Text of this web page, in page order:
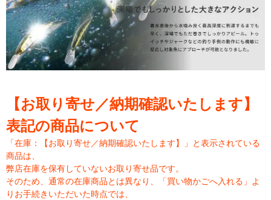
【お取り寄せ／納期確認いたします】
表記の商品について
「在庫：【お取り寄せ／納期確認いたします】」と表示されている
商品は、
弊店在庫を保有していないお取り寄せ品です。
そのため、通常の在庫商品とは異なり、「買い物かごへ入れる」よ
りお手続きいただいた時点では、